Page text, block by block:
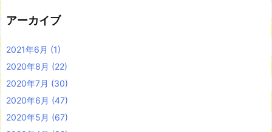
アーカイブ
2021年6月 (1)
2020年8月 (22)
2020年7月 (30)
2020年6月 (47)
2020年5月 (67)